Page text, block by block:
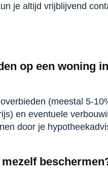
je altijd vrijblijvend
op een woning in
(meestal 5-
en eventuele
door je